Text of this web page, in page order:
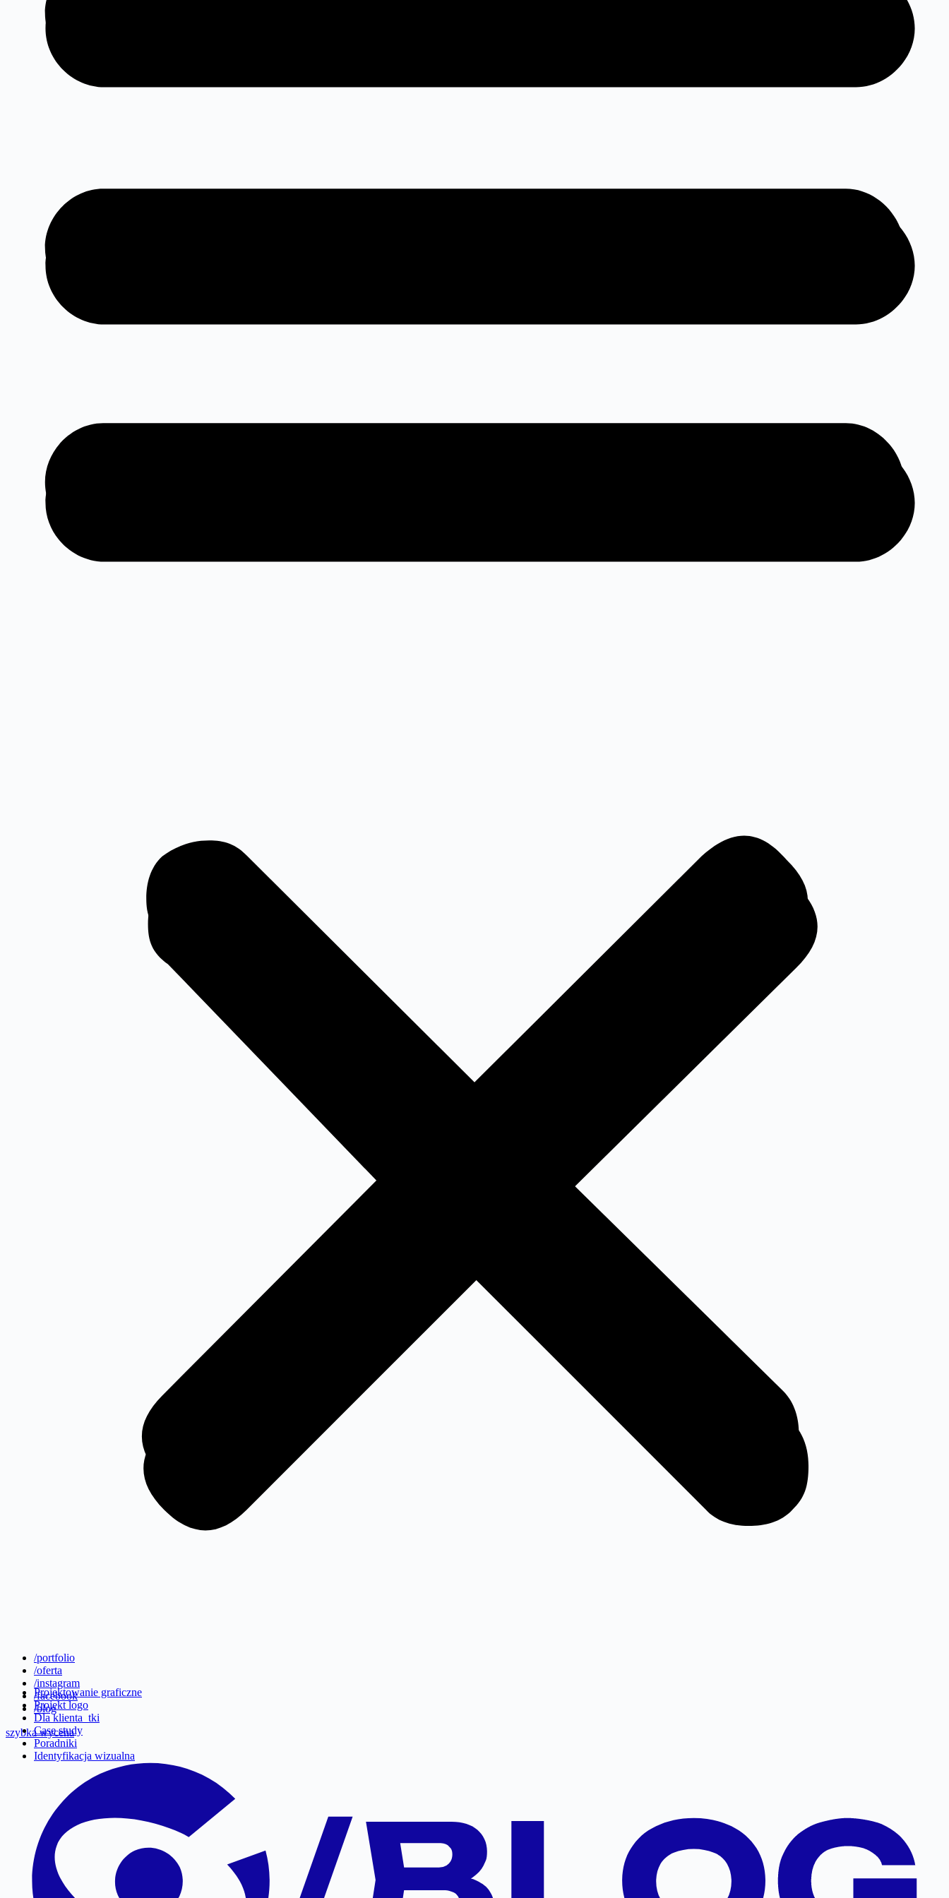
/portfolio
/oferta
/instagram
/facebook
/blog
szybka wycena
Projektowanie graficzne
Projekt logo
Dla klienta_tki
Case study
Poradniki
Identyfikacja wizualna